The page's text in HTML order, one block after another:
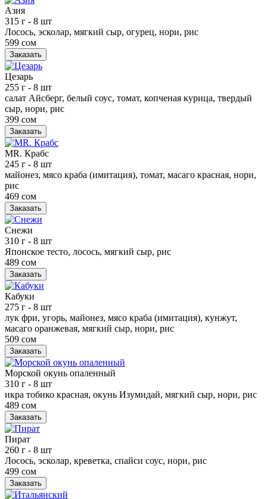
Азия
315 г - 8 шт
Лосось, эсколар, мягкий сыр, огурец, нори, рис
599 сом
Заказать
Цезарь
255 г - 8 шт
салат Айсберг, белый соус, томат, копченая курица, твердый
сыр, нори, рис
399 сом
Заказать
MR. Крабс
245 г - 8 шт
майонез, мясо краба (имитация), томат, масаго красная, нори,
рис
469 сом
Заказать
Снежи
310 г - 8 шт
Японское тесто, лосось, мягкий сыр, рис
489 сом
Заказать
Кабуки
275 г - 8 шт
лук фри, угорь, майонез, мясо краба (имитация), кунжут,
масаго оранжевая, мягкий сыр, нори, рис
509 сом
Заказать
Морской окунь опаленный
310 г - 8 шт
икра тобико красная, окунь Изумидай, мягкий сыр, нори, рис
489 сом
Заказать
Пират
260 г - 8 шт
Лосось, эсколар, креветка, спайси соус, нори, рис
499 сом
Заказать